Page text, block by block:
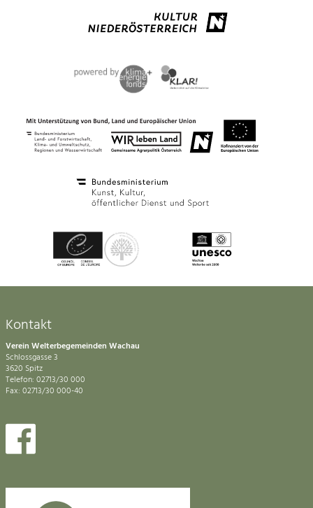
Kontakt
Verein Welterbegemeinden Wachau
Schlossgasse 3
3620 Spitz
Telefon: 02713/30 000
Fax: 02713/30 000-40